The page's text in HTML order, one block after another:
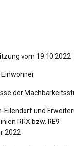
vom 19.10.2022
der
Eilendorf und
RRX bzw. RE9
2022